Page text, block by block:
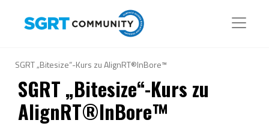
SGRT „Bitesize“-Kurs zu AlignRT®InBore™
SGRT „Bitesize“-Kurs zu
AlignRT®InBore™